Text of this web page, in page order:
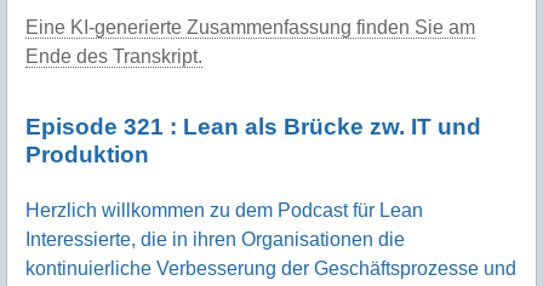
Eine KI-generierte Zusammenfassung finden Sie am
Ende des Transkript.
Episode 321 : Lean als Brücke zw. IT und
Produktion
Herzlich willkommen zu dem Podcast für Lean
Interessierte, die in ihren Organisationen die
kontinuierliche Verbesserung der Geschäftsprozesse und